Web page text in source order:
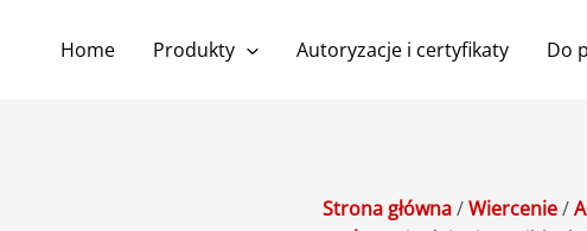
Home Produkty Autoryzacje i certyfikaty Do
Strona główna/Wiercenie/